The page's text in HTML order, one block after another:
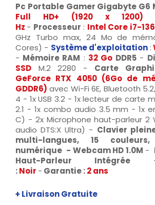
Pc Portable Gamer Gigabyte G6
Full HD+ (1920 x 1200)
Hz - Processeur : Intel Core i7-
GHz Turbo max, 24 Mo de
Cores) - Système d'exploitation :
- Mémoire RAM : 32 Go DDR5 -
SSD M.2 2280 - Carte
GeForce RTX 4050 (6Go de
GDDR6) avec Wi-Fi 6E, Bluetooth
4 - 1x USB 3.2 - 1x lecteur de carte
2.1 - 1x combo audio 3.5 mm - 1x
C) - 2x Microphone haut-parleur 2
audio DTS:X Ultra) - Clavier
multi-langues, 15
numérique - Webcam HD1.0M -
Haut-Parleur Intégrée
:Noir - Garantie :2 ans
+ Livraison Gratuite